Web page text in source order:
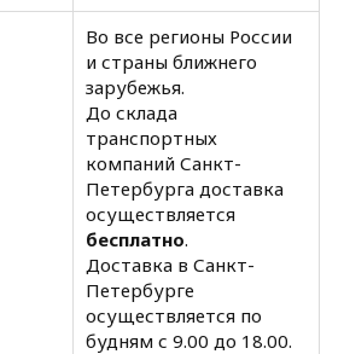
Во все регионы России
и страны ближнего
зарубежья.
До склада
транспортных
компаний Санкт-
Петербурга доставка
осуществляется
бесплатно.
Доставка в Санкт-
Петербурге
осуществляется по
будням с 9.00 до 18.00.